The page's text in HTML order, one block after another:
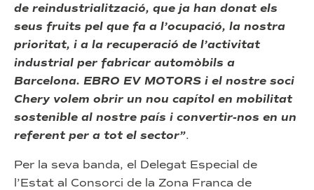
de reindustrialització, que ja han donat els
seus fruits pel que fa a l’ocupació, la nostra
prioritat, i a la recuperació de l’activitat
industrial per fabricar automòbils a
Barcelona. EBRO EV MOTORS i el nostre soci
Chery volem obrir un nou capítol en mobilitat
sostenible al nostre país i convertir-nos en un
referent per a tot el sector”.
Per la seva banda, el Delegat Especial de
l’Estat al Consorci de la Zona Franca de